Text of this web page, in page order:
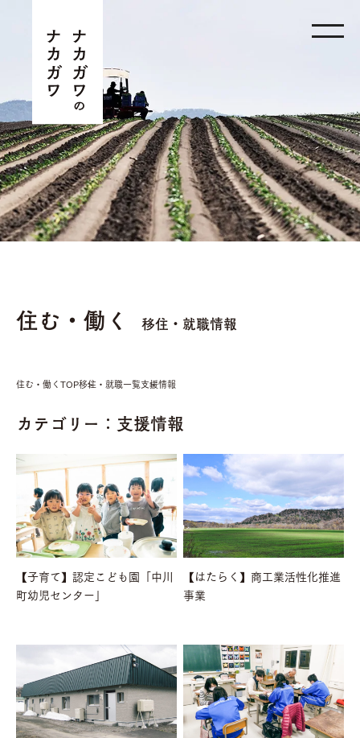
住む・働く 移住・就職情報
住む・働くTOP移住・就職一覧支援情報
カテゴリー：支援情報
【子育て】認定こども園「中川
町幼児センター」
【はたらく】商工業活性化推進
事業